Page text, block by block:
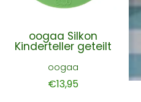
oogaa Silkon
Kinderteller geteilt
oogaa
€13,95